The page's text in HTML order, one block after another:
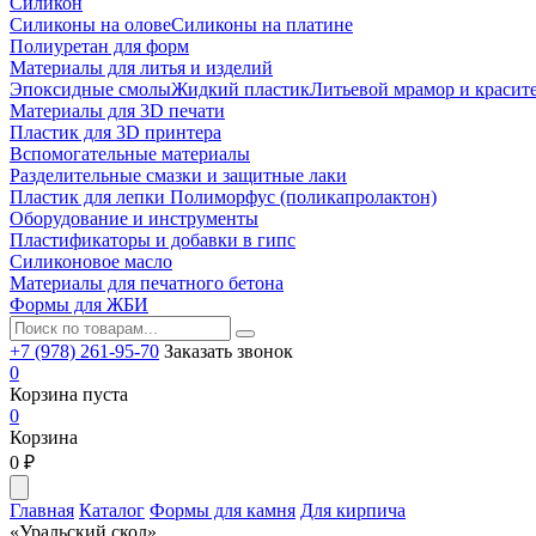
Силиконы на оловеСиликоны на платине
Полиуретан для форм
Материалы для литья и изделий
Эпоксидные смолыЖидкий пластикЛитьевой мрамор и
Материалы для 3D печати
Пластик для 3D принтера
Вспомогательные материалы
Разделительные смазки и защитные лаки
Пластик для лепки Полиморфус (поликапролактон)
Оборудование и инструменты
Пластификаторы и добавки в гипс
Силиконовое масло
Материалы для печатного бетона
Формы для ЖБИ
+7 (978) 261-95-70 Заказать звонок
0
Корзина пуста
0
Корзина
0 ₽
Главная Каталог Формы для камня Для кирпича
«Уральский скол»